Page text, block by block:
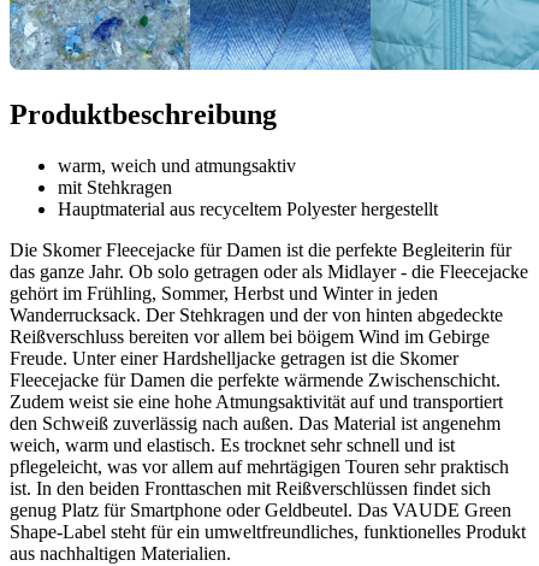
Produktbeschreibung
warm, weich und atmungsaktiv
mit Stehkragen
Hauptmaterial aus recyceltem Polyester hergestellt
Die Skomer Fleecejacke für Damen ist die perfekte Begleiterin für
das ganze Jahr. Ob solo getragen oder als Midlayer - die Fleecejacke
gehört im Frühling, Sommer, Herbst und Winter in jeden
Wanderrucksack. Der Stehkragen und der von hinten abgedeckte
Reißverschluss bereiten vor allem bei böigem Wind im Gebirge
Freude. Unter einer Hardshelljacke getragen ist die Skomer
Fleecejacke für Damen die perfekte wärmende Zwischenschicht.
Zudem weist sie eine hohe Atmungsaktivität auf und transportiert
den Schweiß zuverlässig nach außen. Das Material ist angenehm
weich, warm und elastisch. Es trocknet sehr schnell und ist
pflegeleicht, was vor allem auf mehrtägigen Touren sehr praktisch
ist. In den beiden Fronttaschen mit Reißverschlüssen findet sich
genug Platz für Smartphone oder Geldbeutel. Das VAUDE Green
Shape-Label steht für ein umweltfreundliches, funktionelles Produkt
aus nachhaltigen Materialien.